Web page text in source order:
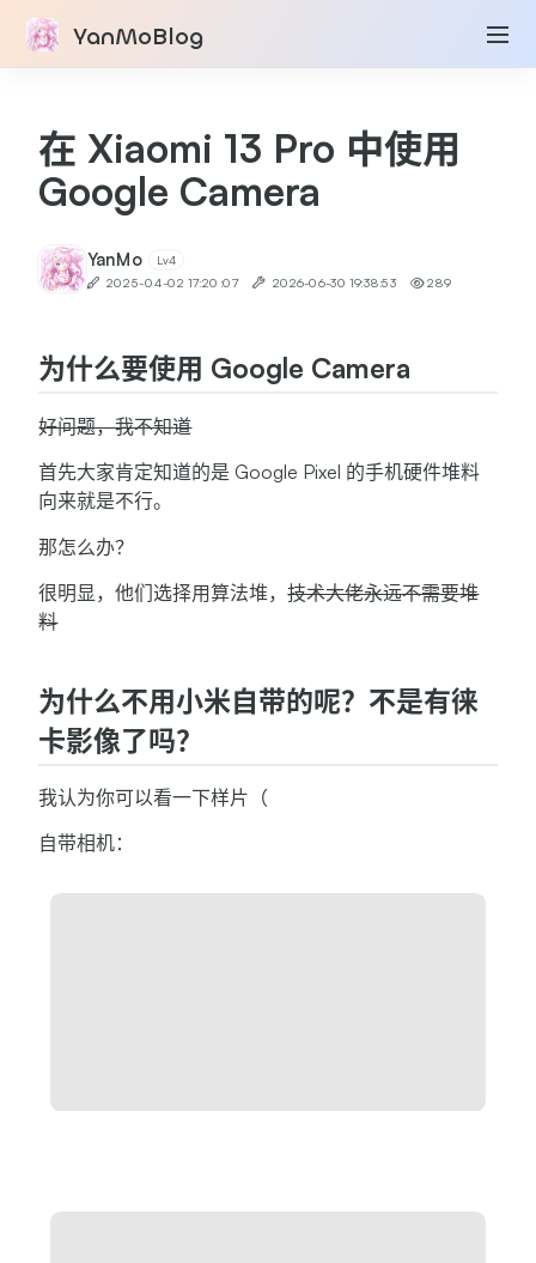
YanMoBlog
在 Xiaomi 13 Pro 中使用
Google Camera
YanMo Lv4
2025-04-02 17:20:07 2026-06-30 19:38:53 289
为什么要使用 Google Camera
好问题，我不知道
首先大家肯定知道的是 Google Pixel 的手机硬件堆料
向来就是不行。
那怎么办？
很明显，他们选择用算法堆，技术大佬永远不需要堆
料
为什么不用小米自带的呢？不是有徕
卡影像了吗？
我认为你可以看一下样片（
自带相机：